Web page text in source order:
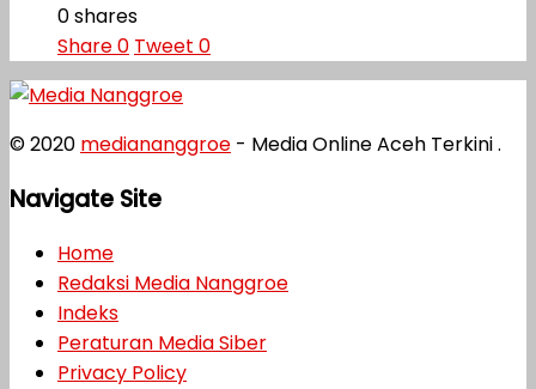
0 shares
Share0 Tweet 0
© 2020 mediananggroe - Media Online Aceh Terkini .
Navigate Site
Home
Redaksi Media Nanggroe
Indeks
Peraturan Media Siber
Privacy Policy